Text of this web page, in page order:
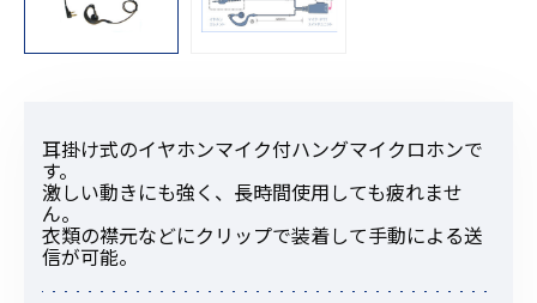
耳掛け式のイヤホンマイク付ハングマイクロホンで
す。
激しい動きにも強く、長時間使用しても疲れませ
ん。
衣類の襟元などにクリップで装着して手動による送
信が可能。